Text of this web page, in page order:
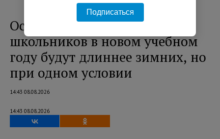
Осенние каникулы у
школьников в новом учебном
году будут длиннее зимних, но
при одном условии
14:43 08.08.2026
14:43 08.08.2026
Подписаться